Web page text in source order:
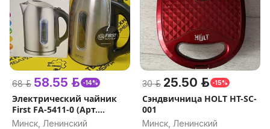
68 р. 58.55 р. -14%
Электрический чайник
First FA-5411-0 (Арт.
204/260284)
Минск, Ленинский
30 р. 25.50 р. -15%
Сэндвичница HOLT HT-SC-
001
Минск, Ленинский